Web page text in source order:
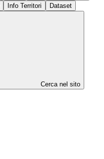
Info Territori Dataset
Cerca nel sito